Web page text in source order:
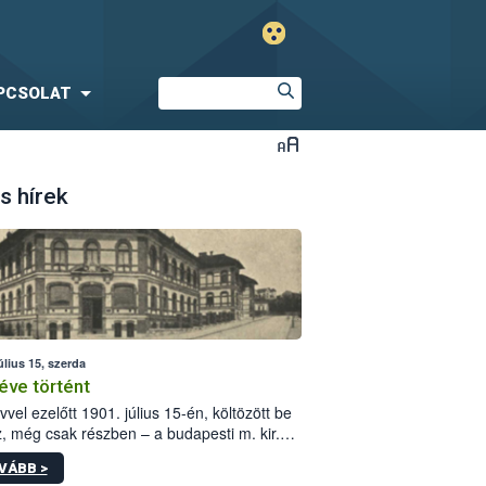
hírek
15, szerda
történt
ezelőtt 1901. július 15-én, költözött be
még csak részben – a budapesti m. kir.
állomás a Kis Rókus utca
alatti, Czigler Győző által tervezett új
>